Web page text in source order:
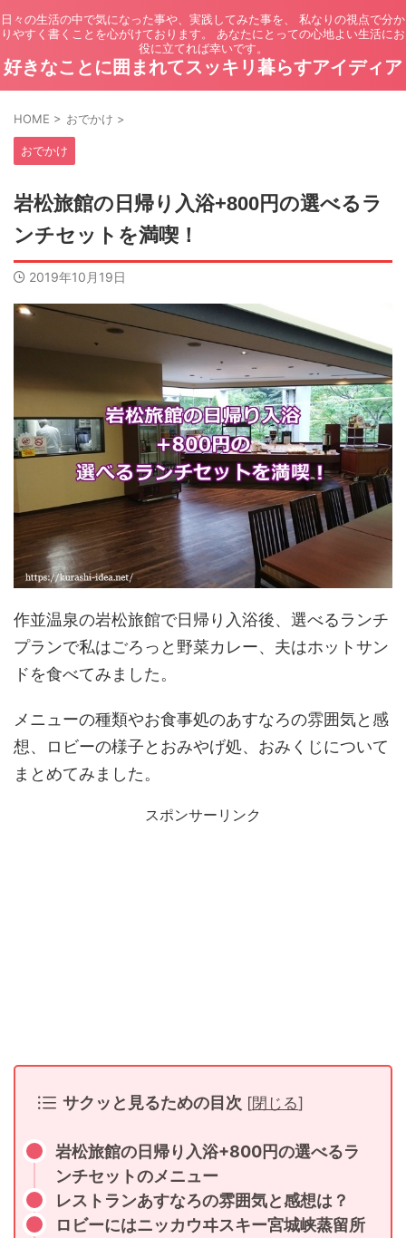
日々の生活の中で気になった事や、実践してみた事を、 私なりの視点で分か
りやすく書くことを心がけております。 あなたにとっての心地よい生活にお
役に立てれば幸いです。
好きなことに囲まれてスッキリ暮らすアイディア
HOME > おでかけ >
おでかけ
岩松旅館の日帰り入浴+800円の選べるラ
ンチセットを満喫！
2019年10月19日
作並温泉の岩松旅館で日帰り入浴後、選べるランチ
プランで私はごろっと野菜カレー、夫はホットサン
ドを食べてみました。
メニューの種類やお食事処のあすなろの雰囲気と感
想、ロビーの様子とおみやげ処、おみくじについて
まとめてみました。
スポンサーリンク
サクッと見るための目次 [閉じる]
岩松旅館の日帰り入浴+800円の選べるラ
ンチセットのメニュー
レストランあすなろの雰囲気と感想は？
ロビーにはニッカウヰスキー宮城峡蒸留所